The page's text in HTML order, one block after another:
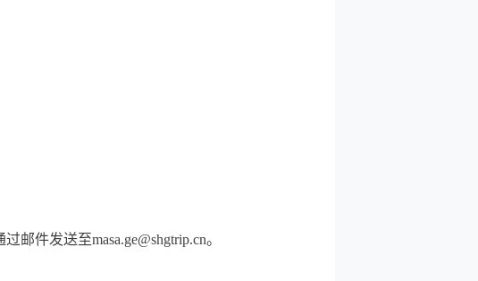
件发送至masa.ge@shgtrip.cn。